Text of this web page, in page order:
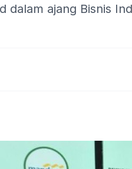
dalam ajang Bisnis